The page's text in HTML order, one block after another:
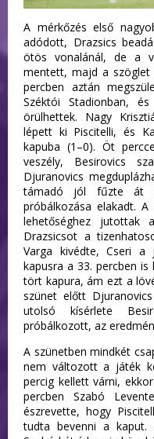
A mérkőzés első
adódott, Drazsics
ötös vonalánál, de a
mentett, majd a
percben aztán
Széktói Stadionban,
örülhettek. Nagy
lépett ki Piscitelli, és
kapuba (1–0). Öt
veszély, Besirovics
Djuranovics
támadó jól fűzte át
próbálkozása elakadt.
lehetőséghez jutottak
Drazsicsot a
Varga kivédte, Cseri
kapusra a 33. percben
tört kapura, ám ezt a
szünet előtt
utolsó kísérlete
próbálkozott, az
A szünetben mindkét
nem változott a játék
percig kellett várni,
percben Szabó
észrevette, hogy
tudta bevenni a kaput.